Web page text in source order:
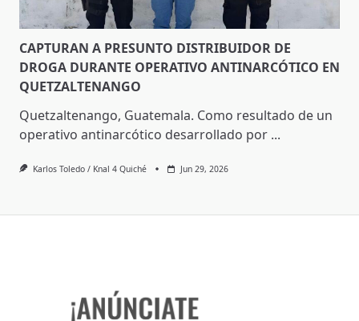
CAPTURAN A PRESUNTO DISTRIBUIDOR DE
DROGA DURANTE OPERATIVO ANTINARCÓTICO EN
QUETZALTENANGO
Quetzaltenango, Guatemala. Como resultado de un
operativo antinarcótico desarrollado por ...
Karlos Toledo / Knal 4 Quiché Jun 29, 2026